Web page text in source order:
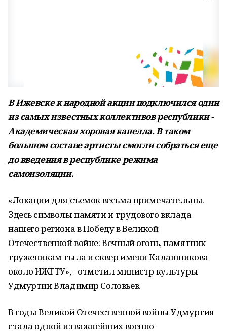
В Ижевске к народной акции подключился один
из самых известных коллективов республики -
Академическая хоровая капелла. В таком
большом составе артисты смогли собраться еще
до введения в республике режима
самоизоляции.
«Локации для съемок весьма примечательны.
Здесь символы памяти и трудового вклада
нашего региона в Победу в Великой
Отечественной войне: Вечный огонь, памятник
труженикам тыла и сквер имени Калашникова
около ИЖГТУ», - отметил министр культуры
Удмуртии Владимир Соловьев.
В годы Великой Отечественной войны Удмуртия
стала одной из важнейших военно-